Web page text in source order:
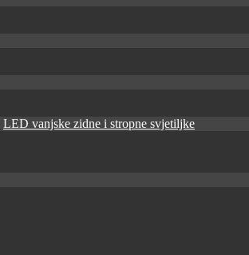
LED vanjske zidne i stropne svjetiljke